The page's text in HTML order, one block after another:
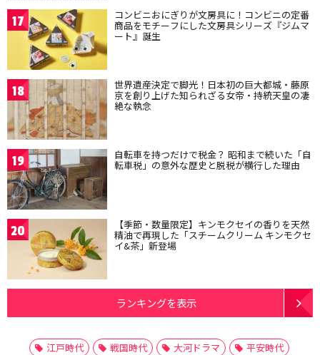
17 コンビニおにぎりが文房具に！コンビニの定番
商品をモチーフにした文房具シリーズ『ジムマ
ート』誕生
18 世界遺産決定で脚光！日本初の巨大都城・藤原
京を創り上げた知られざる女帝・持統天皇の凄
絶な執念
19 自転車を持つだけで税金？ 昭和まで続いた「自
転車税」の意外な歴史と脱税が横行した理由
20 【季節・数量限定】キンモクセイの香りを天然
精油で再現した「スチームクリーム キンモクセ
イ&茶」新登場
ランキングを表示
江戸時代 戦国時代 大河ドラマ
平安時代